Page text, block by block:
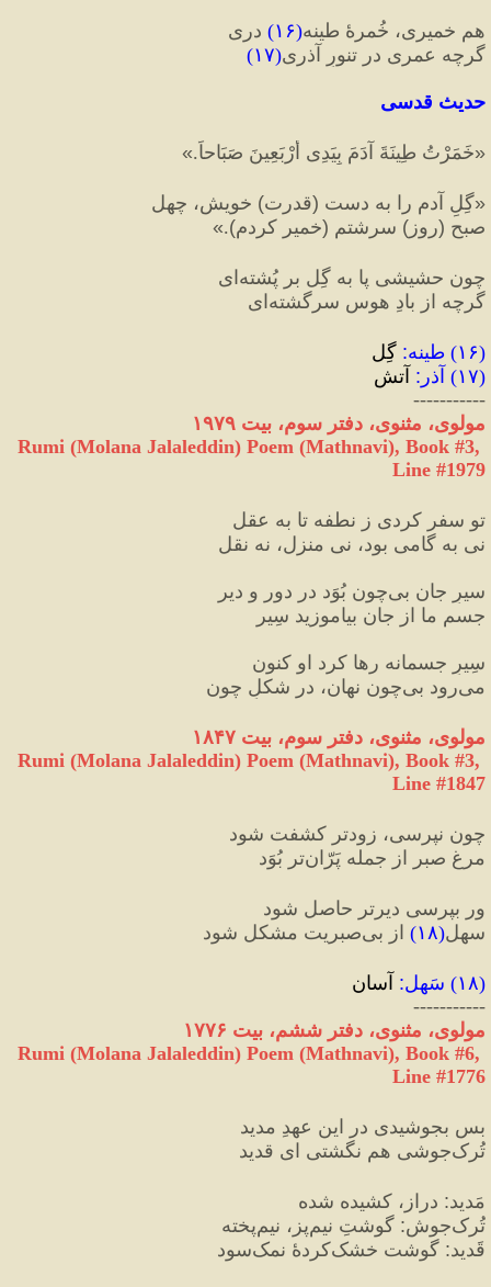
هم خمیری، خُمرهٔ طینه(۱۶) دری
گرچه عمری در تنورِ آذری(۱۷)
حدیث قدسی
«خَمَرْتُ طِینَةَ آدَمَ بِیَدِی أَرْبَعِینَ صَبَاحاً.»
«گِلِ آدم را به دست (قدرت)
صبح (روز ) سرشتم (خمیر کردم)
.
»
چون حشیشی پا به گِل بر پُشته‌ای
گرچه از بادِ هوس سرگشته‌ای
(۱۶) طینه: گِل
(۱۷) آذر : آتش
-----------
مولوی، مثنوی، دفتر سوم، بیت ۱۹۷۹
Rumi (Molana Jalaleddin) Poem (Mathnavi), Book #3,
Line #1979
تو سفر کردی ز نطفه تا به عقل
نی به گامی بود، نی منزل، نه نقل
سیرِ جان بی‌چون بُوَد در دور و دیر
جسمِ ما از جان بیاموزید سِیر
سِیرِ جسمانه رها کرد او کنون
می‌رود بی‌چون نهان، در شکلِ چون
مولوی، مثنوی، دفتر سوم، بیت ۱۸۴۷
Rumi (Molana Jalaleddin) Poem (Mathnavi), Book #3,
Line #1847
چون نپرسی، زودتر کشفت شود
مرغِ صبر از جمله پَرّان‌تر بُوَد
ور بپرسی دیرتر حاصل شود
سهل(۱۸) از بی‌صبریت مشکل شود
(۱۸) سَهل: آسان
-----------
مولوی، مثنوی، دفتر ششم، بیت ۱۷۷۶
Rumi (Molana Jalaleddin) Poem (Mathnavi), Book #6,
Line #1776
بس بجوشیدی در این عهدِ مدید
تُرک‌جوشی هم نگشتی ای قدید
مَدید: دراز، کشیده شده
تُرک‌جوش
: گوشتِ نیم‌پز، نیم‌پخته
قَدید: گوشت خشک‌کردهٔ نمک‌سود